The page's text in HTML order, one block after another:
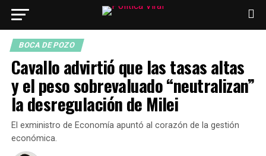
BOCA DE POZO
Cavallo advirtió que las tasas altas
y el peso sobrevaluado “neutralizan”
la desregulación de Milei
El exministro de Economía apuntó al corazón de la gestión
económica.